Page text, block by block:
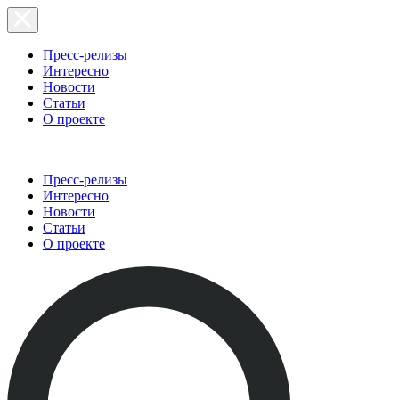
Пресс-релизы
Интересно
Новости
Статьи
О проекте
Пресс-релизы
Интересно
Новости
Статьи
О проекте